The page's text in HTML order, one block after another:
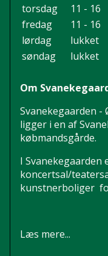
torsdag
11 - 16
fredag
11 - 16
lørdag
lukket
søndag
lukket
Om
Svanekegaarden
ligger i en af
købmandsgårde.
I
koncertsal/
kunstnerboliger
Læs mere...